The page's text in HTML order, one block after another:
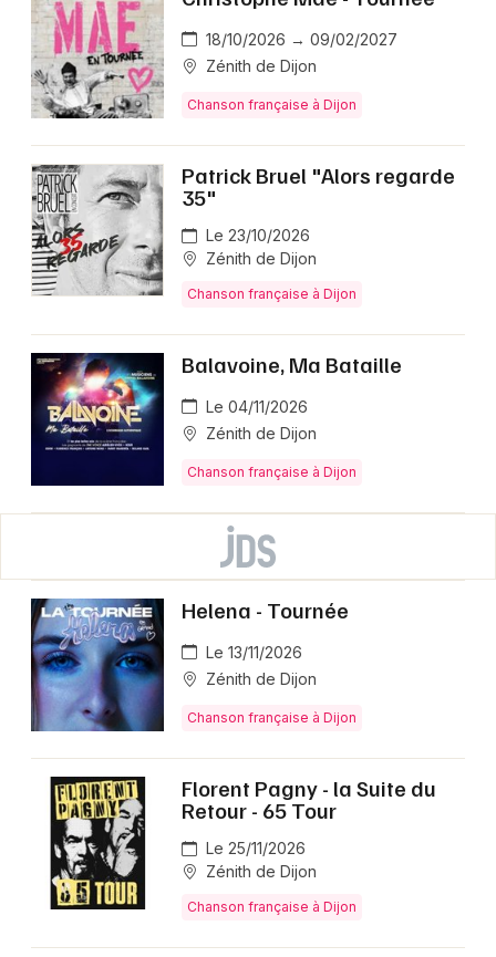
18/10/2026 → 09/02/2027
Zénith de Dijon
Chanson française à Dijon
Patrick Bruel "Alors regarde
35"
Le 23/10/2026
Zénith de Dijon
Chanson française à Dijon
Balavoine, Ma Bataille
Le 04/11/2026
Zénith de Dijon
Chanson française à Dijon
Helena - Tournée
Le 13/11/2026
Zénith de Dijon
Chanson française à Dijon
Florent Pagny - la Suite du
Retour - 65 Tour
Le 25/11/2026
Zénith de Dijon
Chanson française à Dijon